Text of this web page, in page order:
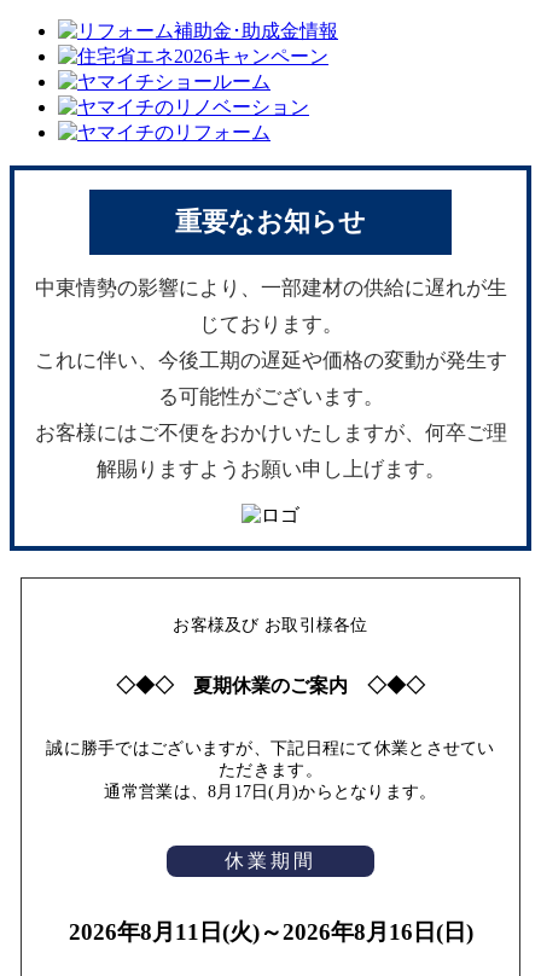
重要なお知らせ
中東情勢の影響により、一部建材の供給に遅れが生
じております。
これに伴い、今後工期の遅延や価格の変動が発生す
る可能性がございます。
お客様にはご不便をおかけいたしますが、何卒ご理
解賜りますようお願い申し上げます。
お客様及び お取引様各位
◇◆◇ 夏期休業のご案内 ◇◆◇
誠に勝手ではございますが、下記日程にて休業とさせてい
ただきます。
通常営業は、8月17日(月)からとなります。
休業期間
2026年8月11日(火)～2026年8月16日(日)